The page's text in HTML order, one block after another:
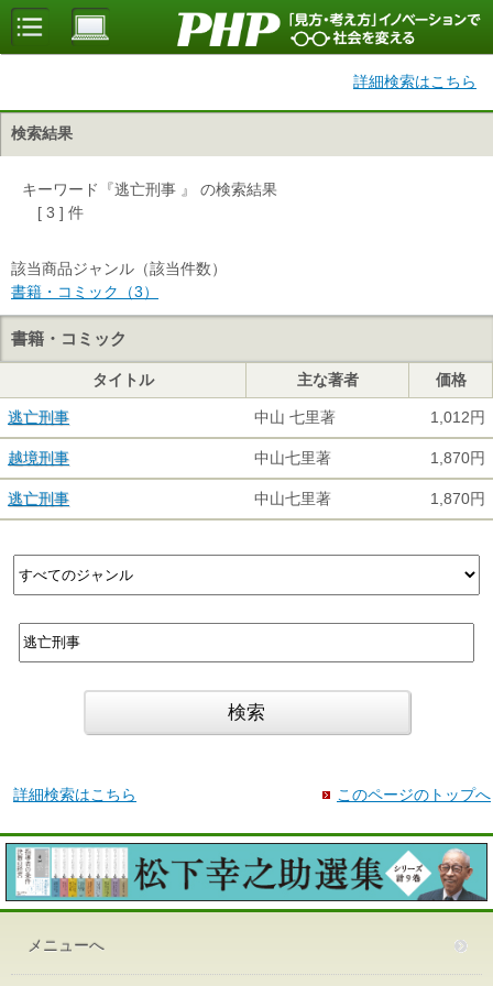
詳細検索はこちら
検索結果
キーワード『逃亡刑事 』 の検索結果
[ 3 ] 件
該当商品ジャンル（該当件数）
書籍・コミック（3）
書籍・コミック
タイトル 主な著者 価格
逃亡刑事 中山 七里著 1,012円
越境刑事 中山七里著 1,870円
逃亡刑事 中山七里著 1,870円
詳細検索はこちら このページのトップへ
メニューへ